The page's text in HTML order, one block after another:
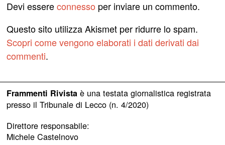
Devi essereconnesso per inviare un commento.
Questo sito utilizza Akismet per ridurre lo spam.
Scopri come vengono elaborati i dati derivati dai
commenti.
Frammenti Rivistaè una testata giornalistica registrata
presso il Tribunale di Lecco (n. 4/2020)
Direttore responsabile:
Michele Castelnovo